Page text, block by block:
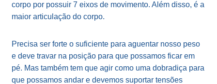
corpo por possuir 7 eixos de movimento. Além disso, é a
maior articulação do corpo.
Precisa ser forte o suficiente para aguentar nosso peso
e deve travar na posição para que possamos ficar em
pé. Mas também tem que agir como uma dobradiça para
que possamos andar e devemos suportar tensões